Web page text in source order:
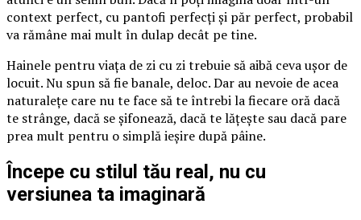
context perfect, cu pantofi perfecți și păr perfect, probabil
va rămâne mai mult în dulap decât pe tine.
Hainele pentru viața de zi cu zi trebuie să aibă ceva ușor de
locuit. Nu spun să fie banale, deloc. Dar au nevoie de acea
naturalețe care nu te face să te întrebi la fiecare oră dacă
te strânge, dacă se șifonează, dacă te lățește sau dacă pare
prea mult pentru o simplă ieșire după pâine.
Începe cu stilul tău real, nu cu
versiunea ta imaginară